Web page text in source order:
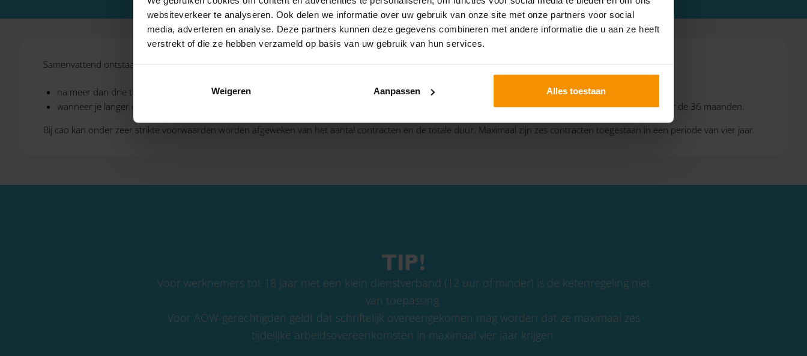
websiteverkeer te analyseren. Ook delen we informatie over uw gebruik van onze site met onze partners voor social
media, adverteren en analyse. Deze partners kunnen deze gegevens combineren met andere informatie die u aan ze heeft
verstrekt of die ze hebben verzameld op basis van uw gebruik van hun services.
Weigeren Aanpassen Alles toestaan
Samenvattend ontstaat een vast contract:
na meer dan drie tijdelijke contracten die elkaar opvolgen, en;
wanneer je langer dan 36 maanden tijdelijke contracten afsluit. Als de tussenperiode zes maanden of korter is, wordt deze tussenperiode meegeteld voor de 36 maanden.
Bij cao kan onder zeer strikte voorwaarden worden afgeweken van het aantal contracten en de totale duur. Maximaal zijn zes contracten toegestaan in een periode van vier jaar.
TIP!
Voor werknemers tot 18 jaar met een klein dienstverband (12 uur of minder) is de ketenregeling niet
van toepassing.
Voor AOW-gerechtigden geldt dat schriftelijk overeengekomen mag worden dat ze maximaal zes
tijdelijke arbeidsovereenkomsten in maximaal vier jaar krijgen.